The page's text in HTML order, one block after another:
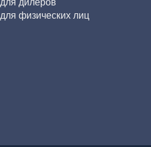
дилеров
физических лиц